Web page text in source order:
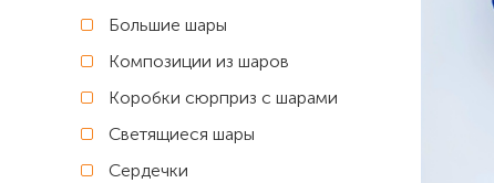
Большие шары
Композиции из шаров
Коробки сюрприз с шарами
Светящиеся шары
Сердечки